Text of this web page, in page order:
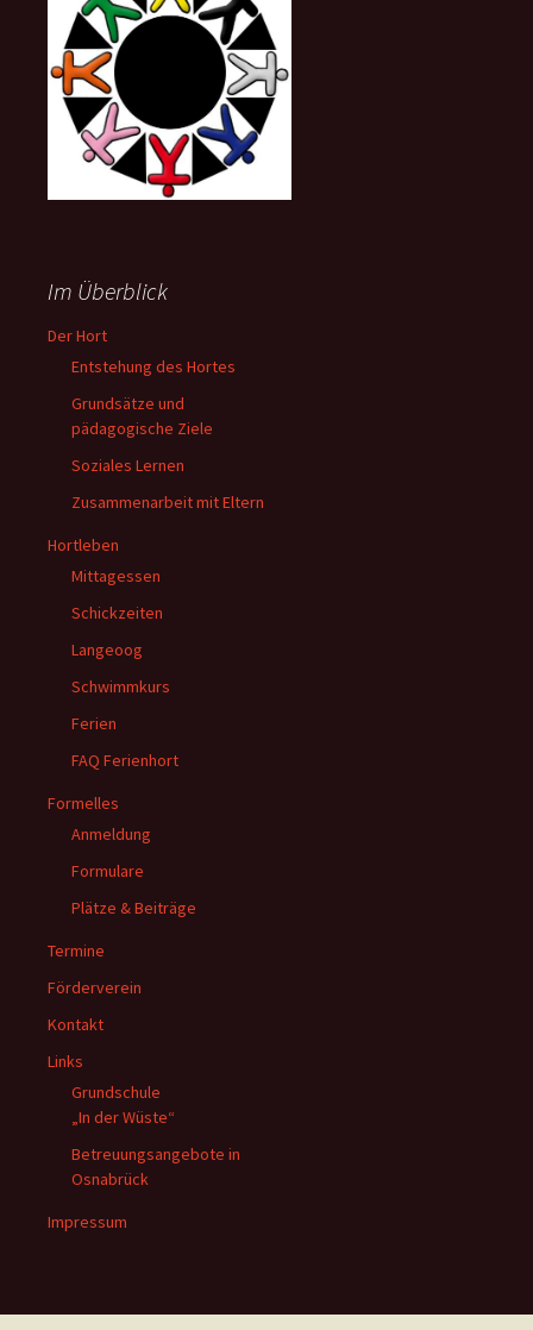
Im Überblick
Der Hort
Entstehung des Hortes
Grundsätze und
pädagogische Ziele
Soziales Lernen
Zusammenarbeit mit Eltern
Hortleben
Mittagessen
Schickzeiten
Langeoog
Schwimmkurs
Ferien
FAQ Ferienhort
Formelles
Anmeldung
Formulare
Plätze & Beiträge
Termine
Förderverein
Kontakt
Links
Grundschule
„In der Wüste“
Betreuungsangebote in
Osnabrück
Impressum